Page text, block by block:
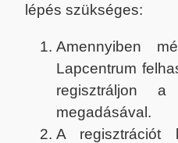
lépés szükséges:
Amennyiben
Lapcentrum
regisztráljon a
megadásával.
A regisztrációt